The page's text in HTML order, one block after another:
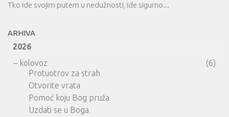
Tko ide svojim putem u nedužnosti, ide sigurno...
ARHIVA
2026
– kolovoz
(6)
Protuotrov za strah
Otvorite vrata
Pomoć koju Bog pruža
Uzdati se u Boga